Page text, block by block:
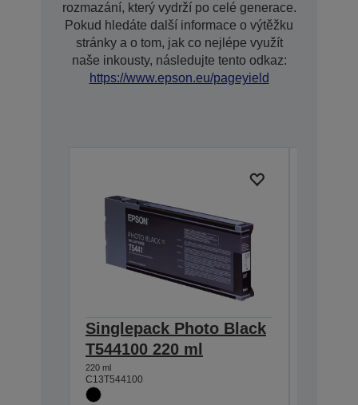
rozmazání, který vydrží po celé generace.
Pokud hledáte další informace o výtěžku
stránky a o tom, jak co nejlépe využít
naše inkousty, následujte tento odkaz:
https://www.epson.eu/pageyield
Singlepack Photo Black
T544100 220 ml
220 ml
C13T544100